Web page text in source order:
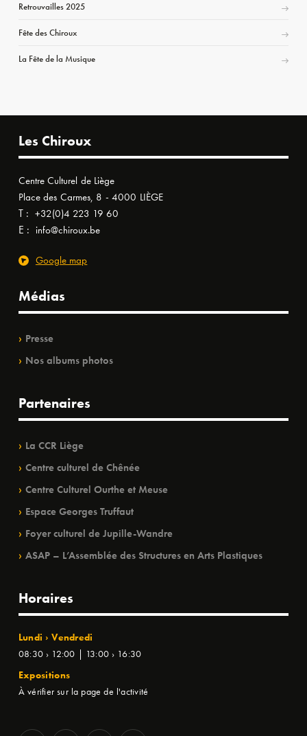
Retrouvailles 2025
Fête des Chiroux
La Fête de la Musique
Les Chiroux
Centre Culturel de Liège
Place des Carmes, 8 - 4000 LIÈGE
T : +32(0)4 223 19 60
E : info@chiroux.be
Google map
Médias
Presse
Nos albums photos
Partenaires
La CCR Liège
Centre culturel de Chênée
Centre Culturel Ourthe et Meuse
Espace Georges Truffaut
Foyer culturel de Jupille-Wandre
ASAP – L’Assemblée des Structures en Arts Plastiques
Horaires
Lundi › Vendredi
08:30 › 12:00 | 13:00 › 16:30
Expositions
À vérifier sur la page de l'activité